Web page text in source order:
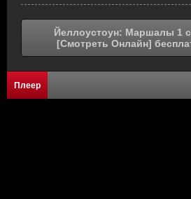
Йеллоустоун: Маршалы 1
[Смотреть Онлайн]
Плеер